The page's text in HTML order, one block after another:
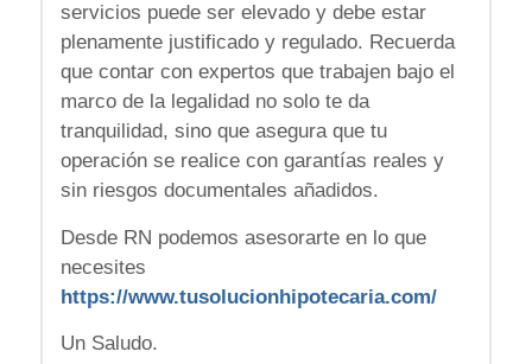
servicios puede ser elevado y debe estar
plenamente justificado y regulado. Recuerda
que contar con expertos que trabajen bajo el
marco de la legalidad no solo te da
tranquilidad, sino que asegura que tu
operación se realice con garantías reales y
sin riesgos documentales añadidos.
Desde RN podemos asesorarte en lo que
necesites
https://www.tusolucionhipotecaria.com/
Un Saludo.